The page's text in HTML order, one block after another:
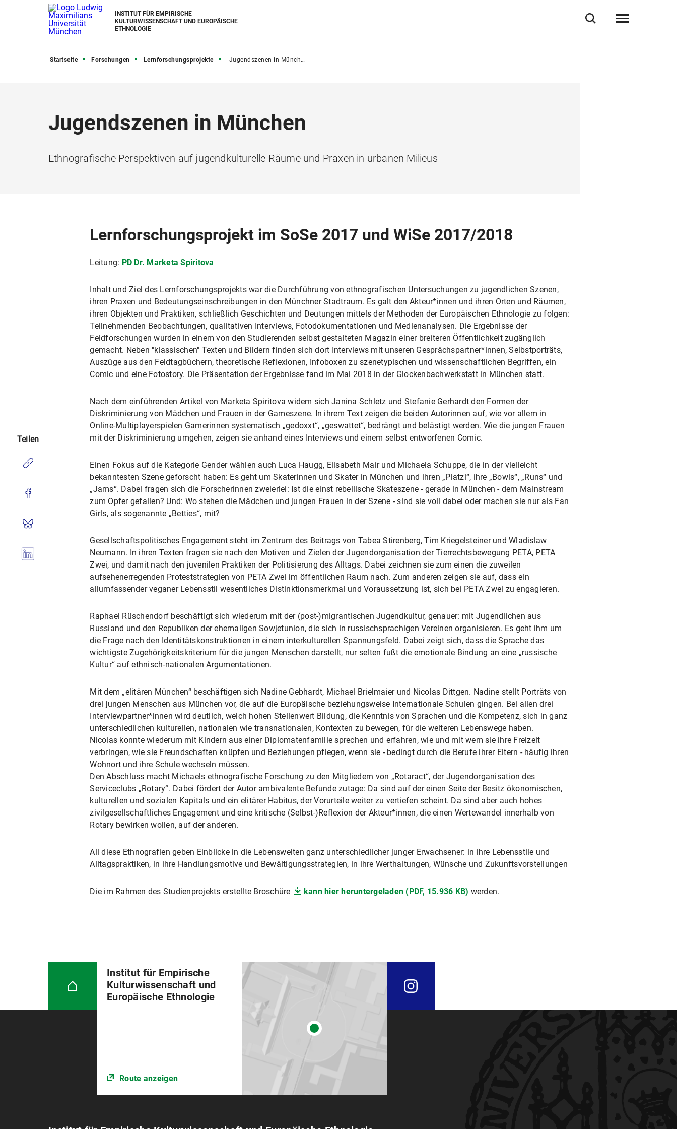
INSTITUT FÜR EMPIRISCHE
KULTURWISSENSCHAFT UND EUROPÄISCHE
ETHNOLOGIE
Startseite Forschungen Lernforschungsprojekte Jugendszenen in München
Jugendszenen in München
Ethnografische Perspektiven auf jugendkulturelle Räume und Praxen in urbanen Milieus
Lernforschungsprojekt im SoSe 2017 und WiSe 2017/2018
Leitung: PD Dr. Marketa Spiritova
Inhalt und Ziel des Lernforschungsprojekts war die Durchführung von ethnografischen Untersuchungen zu jugendlichen Szenen,
ihren Praxen und Bedeutungseinschreibungen in den Münchner Stadtraum. Es galt den Akteur*innen und ihren Orten und Räumen,
ihren Objekten und Praktiken, schließlich Geschichten und Deutungen mittels der Methoden der Europäischen Ethnologie zu folgen:
Teilnehmenden Beobachtungen, qualitativen Interviews, Fotodokumentationen und Medienanalysen. Die Ergebnisse der
Feldforschungen wurden in einem von den Studierenden selbst gestalteten Magazin einer breiteren Öffentlichkeit zugänglich
gemacht. Neben "klassischen" Texten und Bildern finden sich dort Interviews mit unseren Gesprächspartner*innen, Selbstporträts,
Auszüge aus den Feldtagbüchern, theoretische Reflexionen, Infoboxen zu szenetypischen und wissenschaftlichen Begriffen, ein
Comic und eine Fotostory. Die Präsentation der Ergebnisse fand im Mai 2018 in der Glockenbachwerkstatt in München statt.
Nach dem einführenden Artikel von Marketa Spiritova widem sich Janina Schletz und Stefanie Gerhardt den Formen der
Diskriminierung von Mädchen und Frauen in der Gameszene. In ihrem Text zeigen die beiden Autorinnen auf, wie vor allem in
Online-Multiplayerspielen Gamerinnen systematisch „gedoxxt“, „geswattet“, bedrängt und belästigt werden. Wie die jungen Frauen
mit der Diskriminierung umgehen, zeigen sie anhand eines Interviews und einem selbst entworfenen Comic.
Einen Fokus auf die Kategorie Gender wählen auch Luca Haugg, Elisabeth Mair und Michaela Schuppe, die in der vielleicht
bekanntesten Szene geforscht haben: Es geht um Skaterinnen und Skater in München und ihren „Platzl“, ihre „Bowls“, „Runs“ und
„Jams“. Dabei fragen sich die Forscherinnen zweierlei: Ist die einst rebellische Skateszene - gerade in München - dem Mainstream
zum Opfer gefallen? Und: Wo stehen die Mädchen und jungen Frauen in der Szene - sind sie voll dabei oder machen sie nur als Fan
Girls, als sogenannte „Betties“, mit?
Gesellschaftspolitisches Engagement steht im Zentrum des Beitrags von Tabea Stirenberg, Tim Kriegelsteiner und Wladislaw
Neumann. In ihren Texten fragen sie nach den Motiven und Zielen der Jugendorganisation der Tierrechtsbewegung PETA, PETA
Zwei, und damit nach den juvenilen Praktiken der Politisierung des Alltags. Dabei zeichnen sie zum einen die zuweilen
aufsehenerregenden Proteststrategien von PETA Zwei im öffentlichen Raum nach. Zum anderen zeigen sie auf, dass ein
allumfassender veganer Lebensstil wesentliches Distinktionsmerkmal und Voraussetzung ist, sich bei PETA Zwei zu engagieren.
Raphael Rüschendorf beschäftigt sich wiederum mit der (post-)migrantischen Jugendkultur, genauer: mit Jugendlichen aus
Russland und den Republiken der ehemaligen Sowjetunion, die sich in russischsprachigen Vereinen organisieren. Es geht ihm um
die Frage nach den Identitätskonstruktionen in einem interkulturellen Spannungsfeld. Dabei zeigt sich, dass die Sprache das
wichtigste Zugehörigkeitskriterium für die jungen Menschen darstellt, nur selten fußt die emotionale Bindung an eine „russische
Kultur“ auf ethnisch-nationalen Argumentationen.
Mit dem „elitären München“ beschäftigen sich Nadine Gebhardt, Michael Brielmaier und Nicolas Dittgen. Nadine stellt Porträts von
drei jungen Menschen aus München vor, die auf die Europäische beziehungsweise Internationale Schulen gingen. Bei allen drei
Interviewpartner*innen wird deutlich, welch hohen Stellenwert Bildung, die Kenntnis von Sprachen und die Kompetenz, sich in ganz
unterschiedlichen kulturellen, nationalen wie transnationalen, Kontexten zu bewegen, für die weiteren Lebenswege haben.
Nicolas konnte wiederum mit Kindern aus einer Diplomatenfamilie sprechen und erfahren, wie und mit wem sie ihre Freizeit
verbringen, wie sie Freundschaften knüpfen und Beziehungen pflegen, wenn sie - bedingt durch die Berufe ihrer Eltern - häufig ihren
Wohnort und ihre Schule wechseln müssen.
Den Abschluss macht Michaels ethnografische Forschung zu den Mitgliedern von „Rotaract“, der Jugendorganisation des
Serviceclubs „Rotary“. Dabei fördert der Autor ambivalente Befunde zutage: Da sind auf der einen Seite der Besitz ökonomischen,
kulturellen und sozialen Kapitals und ein elitärer Habitus, der Vorurteile weiter zu vertiefen scheint. Da sind aber auch hohes
zivilgesellschaftliches Engagement und eine kritische (Selbst-)Reflexion der Akteur*innen, die einen Wertewandel innerhalb von
Rotary bewirken wollen, auf der anderen.
All diese Ethnografien geben Einblicke in die Lebenswelten ganz unterschiedlicher junger Erwachsener: in ihre Lebensstile und
Alltagspraktiken, in ihre Handlungsmotive und Bewältigungsstrategien, in ihre Werthaltungen, Wünsche und Zukunftsvorstellungen
Die im Rahmen des Studienprojekts erstellte Broschüre kann hier heruntergeladen (PDF, 15.936 KB) werden.
Teilen
Institut für Empirische
Kulturwissenschaft und
Europäische Ethnologie
Route anzeigen